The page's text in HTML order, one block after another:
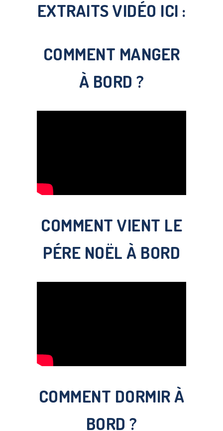
EXTRAITS VIDÉO ICI :
COMMENT MANGER
À BORD ?
COMMENT VIENT LE
PÉRE NOËL À BORD
COMMENT DORMIR À
BORD ?